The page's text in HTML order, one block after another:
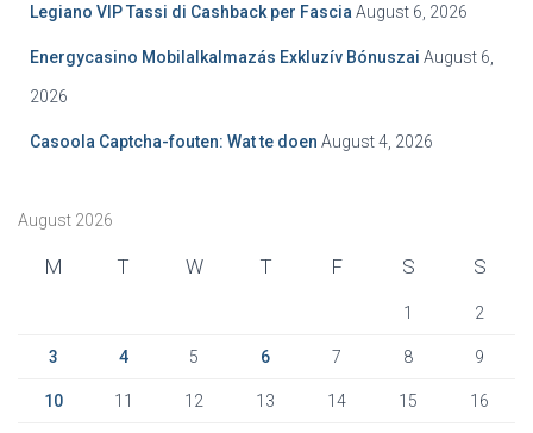
Legiano VIP Tassi di Cashback per Fascia August 6, 2026
Energycasino Mobilalkalmazás Exkluzív Bónuszai August 6,
2026
Casoola Captcha-fouten: Wat te doen August 4, 2026
August 2026
M T W T F S S
1 2
3 4 5 6 7 8 9
10 11 12 13 14 15 16